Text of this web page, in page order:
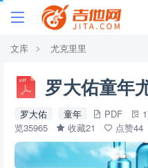
文库 尤克里里
罗大佑童年
罗大佑 童年 PDF
览35965
收藏21 点赞44